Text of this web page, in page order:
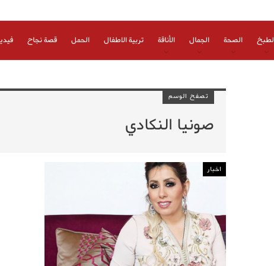
الصحة الجمال الأناقة تربية الاطفال الحمل قصة نجاح
تصفح الوسم
صونيا النكادي
اخبار